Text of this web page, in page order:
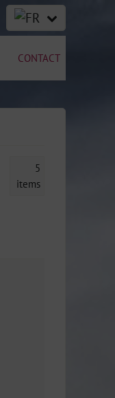
CONTACT
5
items